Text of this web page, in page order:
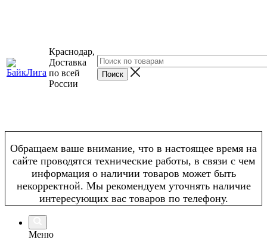
Краснодар,
Доставка
по всей
России
Обращаем ваше внимание, что в настоящее время на
сайте проводятся технические работы, в связи с чем
информация о наличии товаров может быть
некорректной. Мы рекомендуем уточнять наличие
интересующих вас товаров по телефону.
Меню